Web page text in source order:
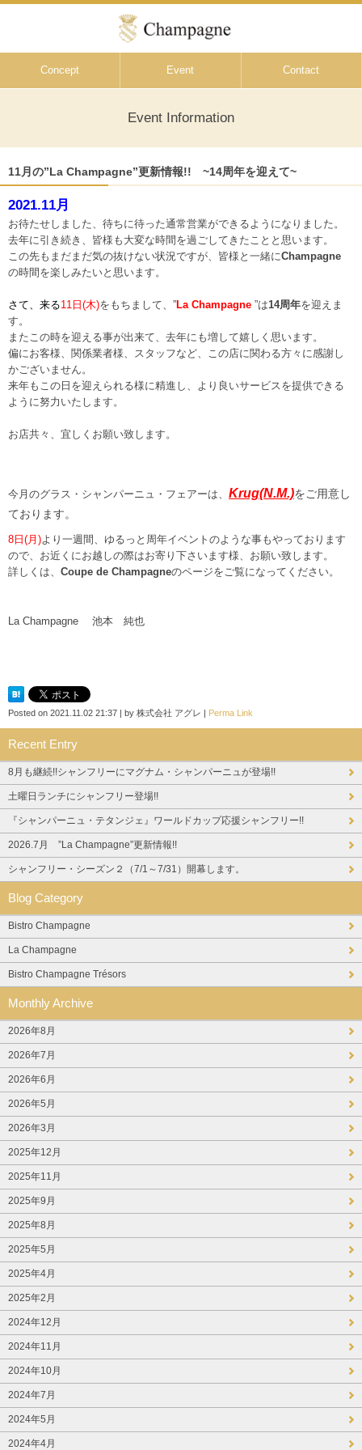
Concept Event Contact
Event Information
11月の”La Champagne”更新情報!! ~14周年を迎えて~
2021.11月
お待たせしました、待ちに待った通常営業ができるようになりました。
去年に引き続き、皆様も大変な時間を過ごしてきたことと思います。
この先もまだまだ気の抜けない状況ですが、皆様と一緒にChampagne
の時間を楽しみたいと思います。
さて、来る11日(木)をもちまして、”La Champagne ”は14周年を迎えま
す。
またこの時を迎える事が出来て、去年にも増して嬉しく思います。
偏にお客様、関係業者様、スタッフなど、この店に関わる方々に感謝し
かございません。
来年もこの日を迎えられる様に精進し、より良いサービスを提供できる
ように努力いたします。
お店共々、宜しくお願い致します。
今月のグラス・シャンパーニュ・フェアーは、 Krug(N.M.)をご用意し
ております。
8日(月)より一週間、ゆるっと周年イベントのような事もやっております
ので、お近くにお越しの際はお寄り下さいます様、お願い致します。
詳しくは、 Coupe de Champagneのページをご覧になってください。
La Champagne 池本 純也
Posted on 2021.11.02 21:37 | by 株式会社 アグレ | Perma Link
Recent Entry
8月も継続!!シャンフリーにマグナム・シャンパーニュが登場!!
土曜日ランチにシャンフリー登場!!
『シャンパーニュ・テタンジェ』ワールドカップ応援シャンフリー!!
2026.7月 ”La Champagne”更新情報!!
シャンフリー・シーズン２（7/1～7/31）開幕します。
Blog Category
Bistro Champagne
La Champagne
Bistro Champagne Trésors
Monthly Archive
2026年8月
2026年7月
2026年6月
2026年5月
2026年3月
2025年12月
2025年11月
2025年9月
2025年8月
2025年5月
2025年4月
2025年2月
2024年12月
2024年11月
2024年10月
2024年7月
2024年5月
2024年4月